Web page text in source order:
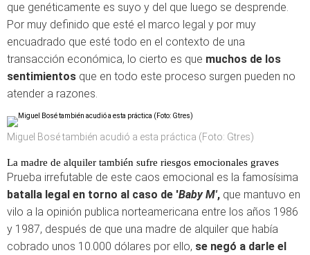
que genéticamente es suyo y del que luego se desprende.
Por muy definido que esté el marco legal y por muy
encuadrado que esté todo en el contexto de una
transacción económica, lo cierto es que muchos de los
sentimientos que en todo este proceso surgen pueden no
atender a razones.
Miguel Bosé también acudió a esta práctica (Foto: Gtres)
La madre de alquiler también sufre riesgos emocionales graves
Prueba irrefutable de este caos emocional es la famosísima
batalla legal en torno al caso de 'Baby M', que mantuvo en
vilo a la opinión publica norteamericana entre los años 1986
y 1987, después de que una madre de alquiler que había
cobrado unos 10.000 dólares por ello, se negó a darle el